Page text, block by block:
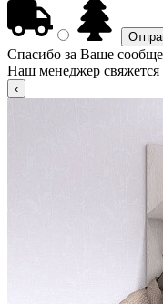
Спасибо за Ваше
Наш менеджер